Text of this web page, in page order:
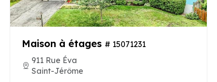
Maison à étages # 15071231
911 Rue Éva
Saint-Jérôme